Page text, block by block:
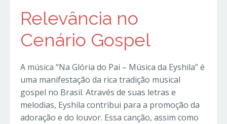
Relevância no
Cenário Gospel
A música “Na Glória do Pai – Música da Eyshila” é
uma manifestação da rica tradição musical
gospel no Brasil. Através de suas letras e
melodias, Eyshila contribui para a promoção da
adoração e do louvor. Essa canção, assim como